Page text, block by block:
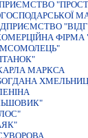
ФIРМА
МАРКСА